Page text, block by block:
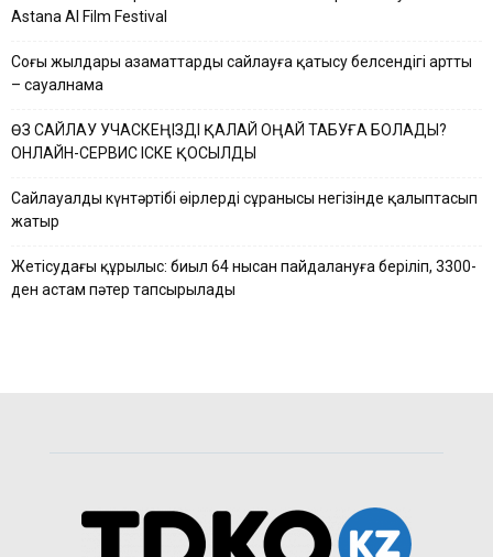
Astana AI Film Festival
Соңғы жылдары азаматтардың сайлауға қатысу белсендігі артты
– сауалнама
ӨЗ САЙЛАУ УЧАСКЕҢІЗДІ ҚАЛАЙ ОҢАЙ ТАБУҒА БОЛАДЫ?
ОНЛАЙН-СЕРВИС ІСКЕ ҚОСЫЛДЫ
Сайлауалды күнтәртібі өңірлердің сұранысы негізінде қалыптасып
жатыр
Жетісудағы құрылыс: биыл 64 нысан пайдалануға беріліп, 3300-
ден астам пәтер тапсырылады